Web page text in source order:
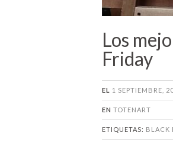
Los
Friday
EL 1 SEPTIEMBRE,
EN TOTENART
ETIQUETAS: BLACK